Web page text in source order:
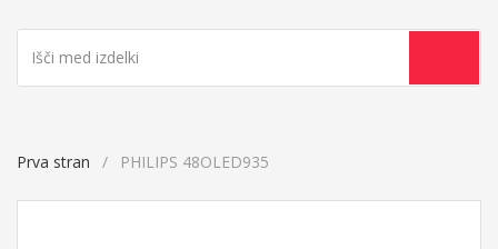
Prva stran PHILIPS 48OLED935